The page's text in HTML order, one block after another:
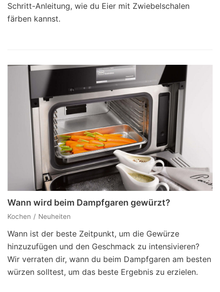
Schritt-Anleitung, wie du Eier mit Zwiebelschalen
färben kannst.
Wann wird beim Dampfgaren gewürzt?
Kochen Neuheiten
Wann ist der beste Zeitpunkt, um die Gewürze
hinzuzufügen und den Geschmack zu intensivieren?
Wir verraten dir, wann du beim Dampfgaren am besten
würzen solltest, um das beste Ergebnis zu erzielen.